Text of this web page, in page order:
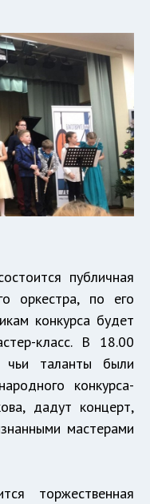
публичная
оркестра, по его
конкурса будет
класс. В 18.00
чьи таланты были
конкурса-
дадут концерт,
мастерами
торжественная